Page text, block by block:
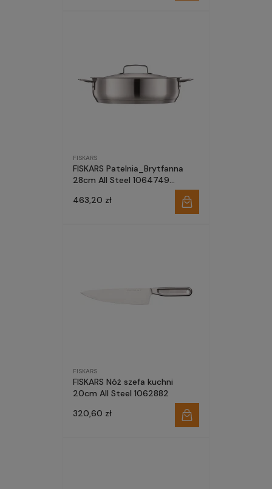
FISKARS
FISKARS Patelnia_Brytfanna
28cm All Steel 1064749
463,20 zł
FISKARS
FISKARS Nóż szefa kuchni
20cm All Steel 1062882
320,60 zł